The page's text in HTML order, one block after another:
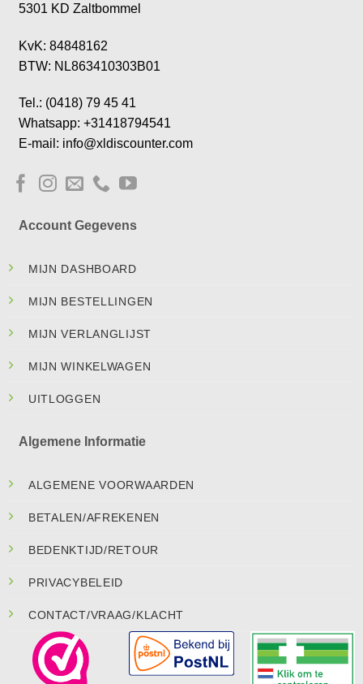
5301 KD Zaltbommel
KvK: 84848162
BTW: NL863410303B01
Tel.: (0418) 79 45 41
Whatsapp: +31418794541
E-mail: info@xldiscounter.com
Account Gegevens
MIJN DASHBOARD
MIJN BESTELLINGEN
MIJN VERLANGLIJST
MIJN WINKELWAGEN
UITLOGGEN
Algemene Informatie
ALGEMENE VOORWAARDEN
BETALEN/AFREKENEN
BEDENKTIJD/RETOUR
PRIVACYBELEID
CONTACT/VRAAG/KLACHT